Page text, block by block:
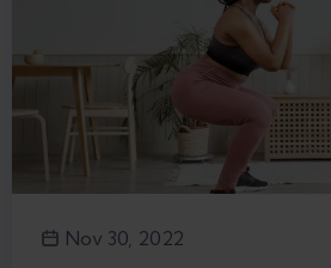
Nov 30, 2022